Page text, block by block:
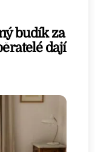
budík za
dají